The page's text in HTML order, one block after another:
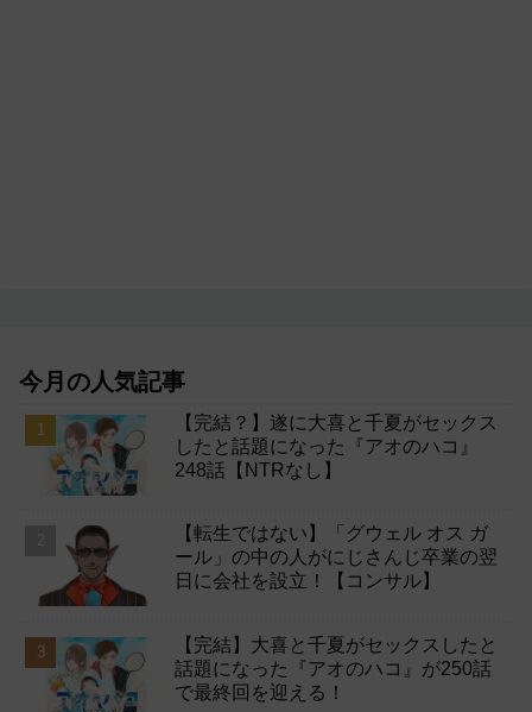
今月の人気記事
【完結？】遂に大喜と千夏がセックス
したと話題になった『アオのハコ』
248話【NTRなし】
【転生ではない】「グウェル オス ガ
ール」の中の人がにじさんじ卒業の翌
日に会社を設立！【コンサル】
【完結】大喜と千夏がセックスしたと
話題になった『アオのハコ』が250話
で最終回を迎える！